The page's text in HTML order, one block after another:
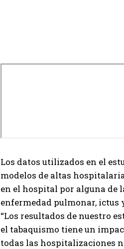
Los datos utilizados en el
modelos de altas
en el hospital por alguna de
enfermedad pulmonar, ictus
“Los resultados de nuestro
el tabaquismo tiene un
todas las hospitalizaciones